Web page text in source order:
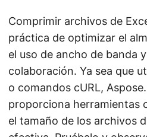
Comprimir archivos de
práctica de optimizar el
el uso de ancho de banda
colaboración. Ya sea que
o comandos cURL,
proporciona herramientas
el tamaño de los archivos